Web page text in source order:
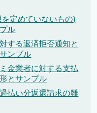
定めていないもの)
ル
する返済拒否通知と
ンプル
金業者に対する支払
とサンプル
払い分返還請求の雛